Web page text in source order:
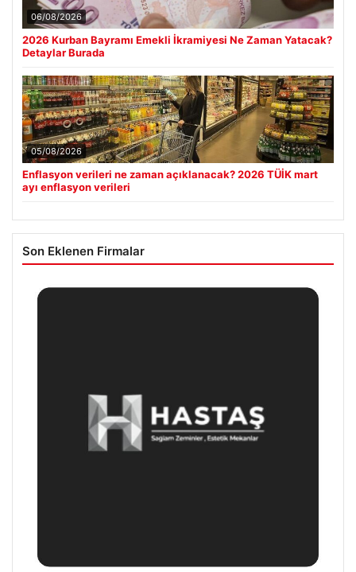
06/08/2026
2026 Kurban Bayramı Emekli İkramiyesi Ne Zaman Yatacak?
Detaylar Burada
05/08/2026
Enflasyon verileri ne zaman açıklanacak? 2026 TÜİK mart
ayı enflasyon verileri
Son Eklenen Firmalar